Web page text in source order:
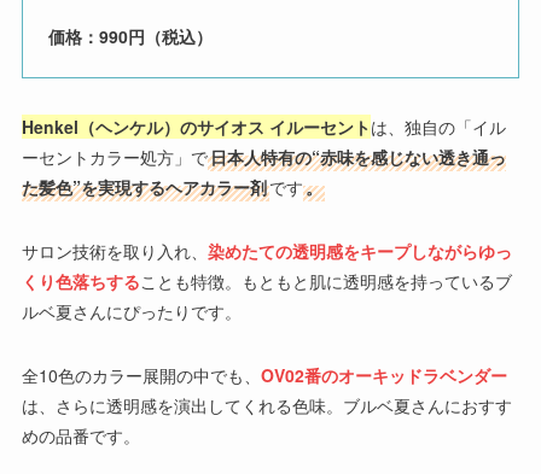
価格：990円（税込）
Henkel（ヘンケル）のサイオス イルーセントは、独自の「イル
ーセントカラー処方」で日本人特有の“赤味を感じない透き通っ
た髪色”を実現するヘアカラー剤です。
サロン技術を取り入れ、 染めたての透明感をキープしながらゆっ
くり色落ちすることも特徴。もともと肌に透明感を持っているブ
ルベ夏さんにぴったりです。
全10色のカラー展開の中でも、 OV02番のオーキッドラベンダー
は、さらに透明感を演出してくれる色味。ブルベ夏さんにおすす
めの品番です。